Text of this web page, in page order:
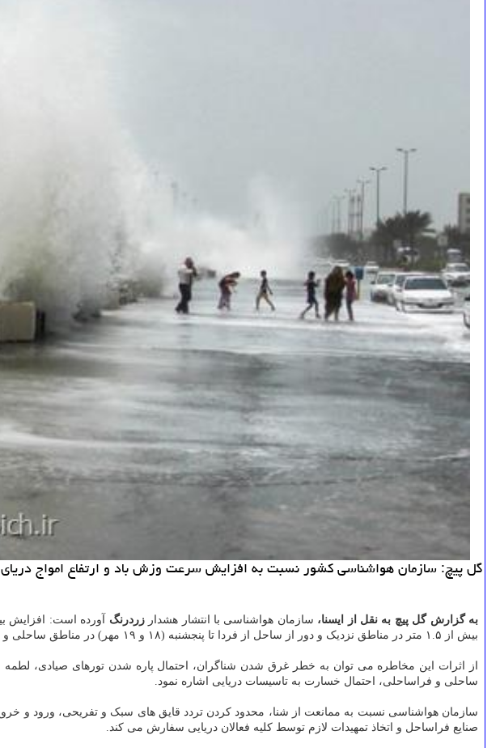
گل پیچ: سازمان هواشناسی کشور نسبت به افزایش سرعت وزش باد و ارتفاع امواج دریای خزربه بالاتر از
به گزارش گل پیچ به نقل از ایسنا، سازمان هواشناسی با انتشار هشدار زردرنگ آورده است: افزایش
بیش از ۱.۵ متر در مناطق نزدیک و دور از ساحل از فردا تا پنجشنبه (۱۸ و ۱۹ مهر) در مناطق ساحلی و دور از ساحل استانهای گیلان، مازندران و گلستان، در دریای خزر پیش بینی می شود.
از اثرات این مخاطره می توان به خطر غرق شدن شناگران، احتمال پاره شدن تورهای صیادی،
ساحلی و فراساحلی، احتمال خسارت به تاسیسات دریایی اشاره نمود.
سازمان هواشناسی نسبت به ممانعت از شنا، محدود کردن تردد قایق های سبک و تفریحی، ورود و خروج
صنایع فراساحل و اتخاذ تمهیدات لازم توسط کلیه فعالان دریایی سفارش می کند.